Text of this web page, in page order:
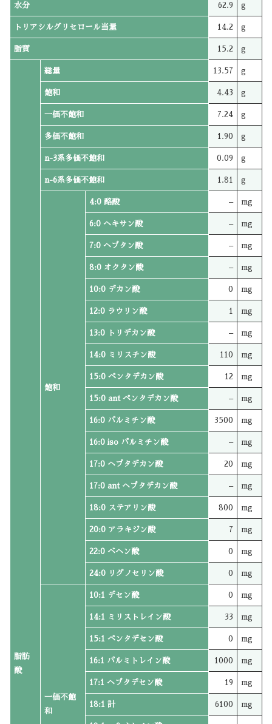
水分 62.9 g
トリアシルグリセロール当量 14.2 g
脂質 15.2 g
脂肪
酸
総量 13.57 g
飽和 4.43 g
一価不飽和 7.24 g
多価不飽和 1.90 g
n-3系多価不飽和 0.09 g
n-6系多価不飽和 1.81 g
飽和
4:0 酪酸 – mg
6:0 ヘキサン酸 – mg
7:0 ヘプタン酸 – mg
8:0 オクタン酸 – mg
10:0 デカン酸 0 mg
12:0 ラウリン酸 1 mg
13:0 トリデカン酸 – mg
14:0 ミリスチン酸 110 mg
15:0 ペンタデカン酸 12 mg
15:0 ant ペンタデカン酸 – mg
16:0 パルミチン酸 3500 mg
16:0 iso パルミチン酸 – mg
17:0 ヘプタデカン酸 20 mg
17:0 ant ヘプタデカン酸 – mg
18:0 ステアリン酸 800 mg
20:0 アラキジン酸 7 mg
22:0 ベヘン酸 0 mg
24:0 リグノセリン酸 0 mg
一価不飽
和
10:1 デセン酸 0 mg
14:1 ミリストレイン酸 33 mg
15:1 ペンタデセン酸 0 mg
16:1 パルミトレイン酸 1000 mg
17:1 ヘプタデセン酸 19 mg
18:1 計 6100 mg